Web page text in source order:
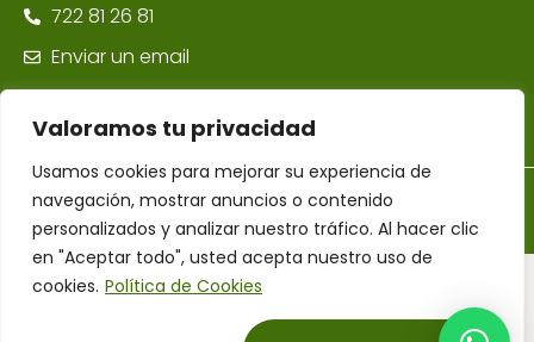
Valoramos tu privacidad
Usamos cookies para mejorar su experiencia de
navegación, mostrar anuncios o contenido
personalizados y analizar nuestro tráfico. Al hacer clic
en "Aceptar todo", usted acepta nuestro uso de
cookies. Política de Cookies
722 81 26 81
Enviar un email
©Farmacia Ponte Maceira | Todos los derechos reservados –
Diseñador Web WordPress Juan Pardo
Financiado por la Unión Europea – NextGenerationEU